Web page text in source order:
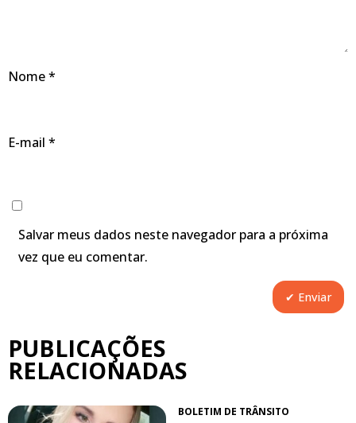
Nome*
E-mail *
Salvar meus dados neste navegador para a próxima
vez que eu comentar.
PUBLICAÇÕES
RELACIONADAS
BOLETIM DE TRÂNSITO